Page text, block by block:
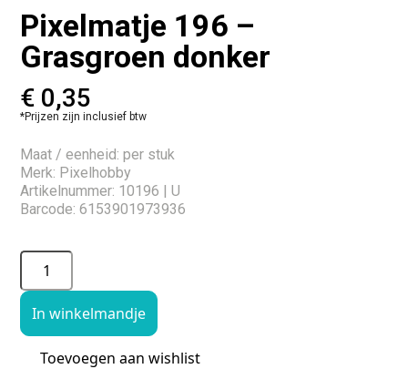
Pixelmatje 196 –
Grasgroen donker
€ 0,35
*Prijzen zijn inclusief btw
Maat / eenheid: per stuk
Merk: Pixelhobby
Artikelnummer: 10196 | U
Barcode: 6153901973936
In winkelmandje
Toevoegen aan wishlist